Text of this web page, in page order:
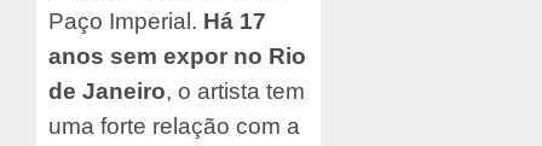
Paço Imperial. Há 17
anos sem expor no Rio
de Janeiro, o artista tem
uma forte relação com a